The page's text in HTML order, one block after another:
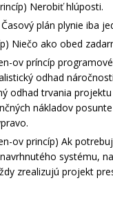
Nerobiť hlúposti.
plán plynie iba
Niečo ako obed
ov príncíp
odhad
odhad trvania
nákladov
ov princíp) Ak
systému,
zrealizujú projekt